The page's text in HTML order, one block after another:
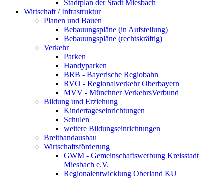
Stadtplan der Stadt Miesbach
Wirtschaft / Infrastruktur
Planen und Bauen
Bebauungspläne (in Aufstellung)
Bebauungspläne (rechtskräftig)
Verkehr
Parken
Handyparken
BRB - Bayerische Regiobahn
RVO - Regionalverkehr Oberbayern
MVV - Münchner VerkehrsVerbund
Bildung und Erziehung
Kindertageseinrichtungen
Schulen
weitere Bildungseinrichtungen
Breitbandausbau
Wirtschaftsförderung
GWM - Gemeinschaftswerbung Kreisstadt
Miesbach e.V.
Regionalentwicklung Oberland KU